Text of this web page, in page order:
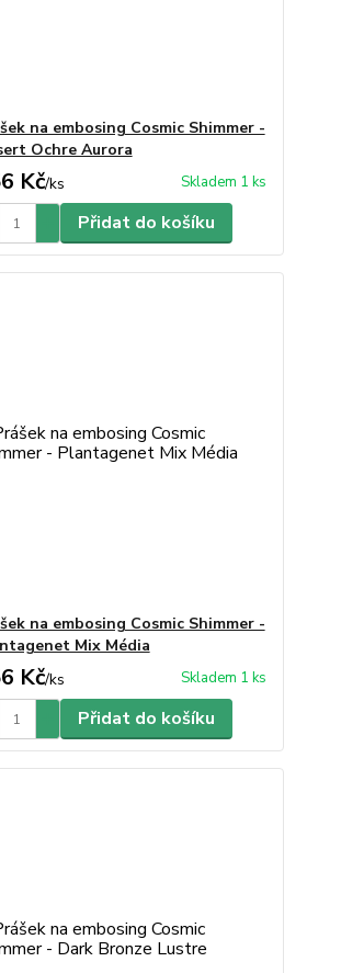
na embosing Cosmic Shimmer -
Ochre Aurora
Kč/ks Skladem 1 ks
Přidat do košíku
na embosing Cosmic Shimmer -
Mix Média
Kč/ks Skladem 1 ks
Přidat do košíku